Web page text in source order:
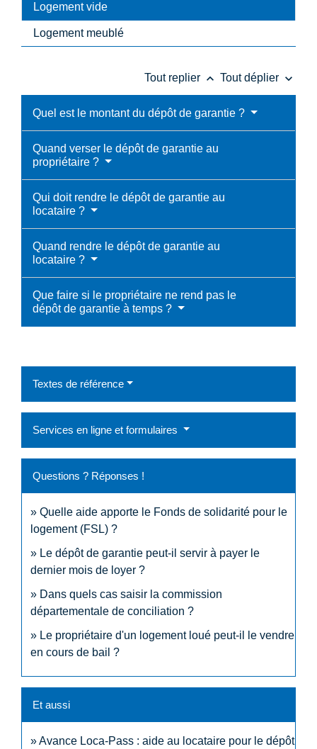
Logement vide
Logement meublé
Tout replier keyboard_arrow_up Tout déplier keyboard_arrow_down
Quel est le montant du dépôt de garantie ?
Quand verser le dépôt de garantie au
propriétaire ?
Qui doit rendre le dépôt de garantie au
locataire ?
Quand rendre le dépôt de garantie au
locataire ?
Que faire si le propriétaire ne rend pas le
dépôt de garantie à temps ?
Textes de référence
Services en ligne et formulaires
Questions ? Réponses !
Quelle aide apporte le Fonds de solidarité pour le
logement (FSL) ?
Le dépôt de garantie peut-il servir à payer le
dernier mois de loyer ?
Dans quels cas saisir la commission
départementale de conciliation ?
Le propriétaire d'un logement loué peut-il le vendre
en cours de bail ?
Et aussi
Avance Loca-Pass : aide au locataire pour le dépôt